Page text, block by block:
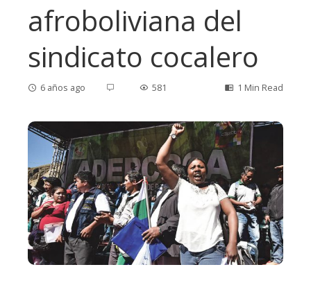
afroboliviana del
sindicato cocalero
6 años ago 581 1 Min Read